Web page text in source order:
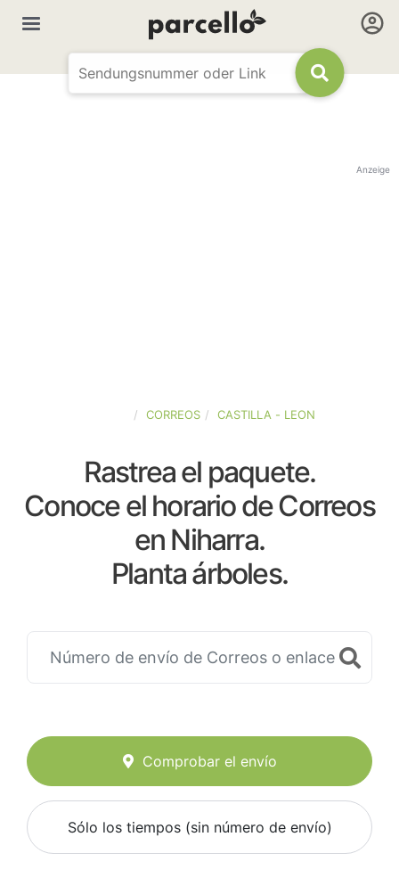
Anzeige
CORREOS CASTILLA - LEON
Rastrea el paquete.
Conoce el horario de Correos
en Niharra.
Planta árboles.
Comprobar el envío
Sólo los tiempos (sin número de envío)